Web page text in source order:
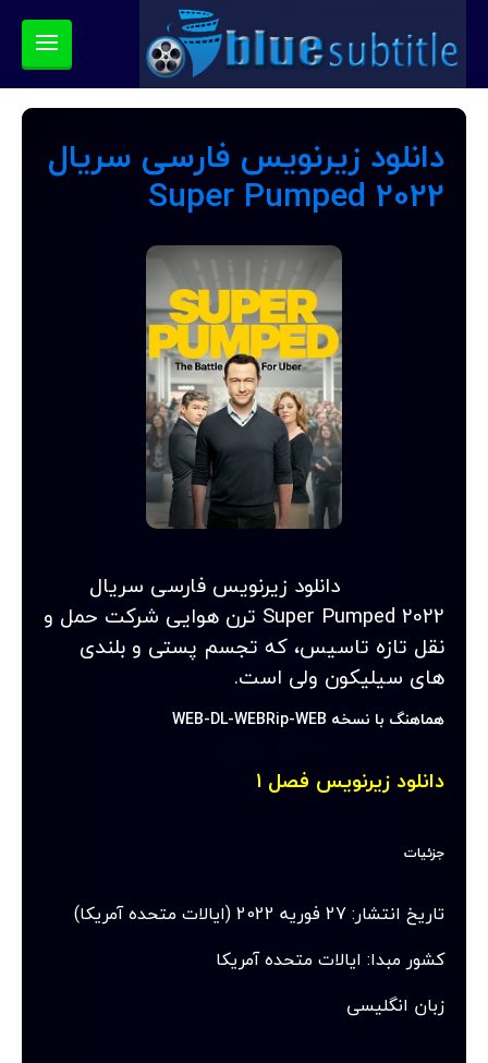
دانلود زیرنویس فارسی سریال
Super Pumped 2022
های سیلیکون ولی است.
هماهنگ با نسخه WEB-DL-WEBRip-WEB
دانلود زیرنویس فصل ۱
جزئیات
تاریخ انتشار: 27 فوریه 2022 (ایالات متحده آمریکا)
کشور مبدا: ایالات متحده آمریکا
زبان انگلیسی